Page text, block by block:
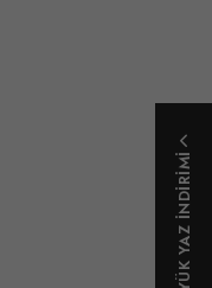
BÜYÜK YAZ İNDİRİMİ